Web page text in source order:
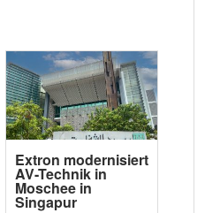
Extron modernisiert
AV-Technik in
Moschee in
Singapur